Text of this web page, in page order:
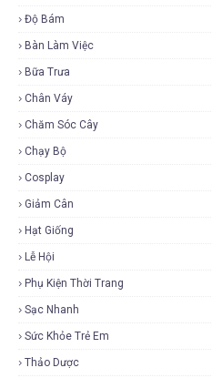
Độ Bám
Bàn Làm Việc
Bữa Trưa
Chân Váy
Chăm Sóc Cây
Chạy Bộ
Cosplay
Giảm Cân
Hạt Giống
Lễ Hội
Phụ Kiện Thời Trang
Sạc Nhanh
Sức Khỏe Trẻ Em
Thảo Dược